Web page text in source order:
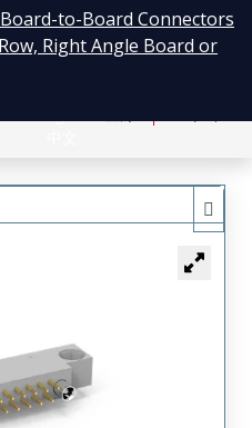
Board-to-Board Connectors
Right Angle Board or